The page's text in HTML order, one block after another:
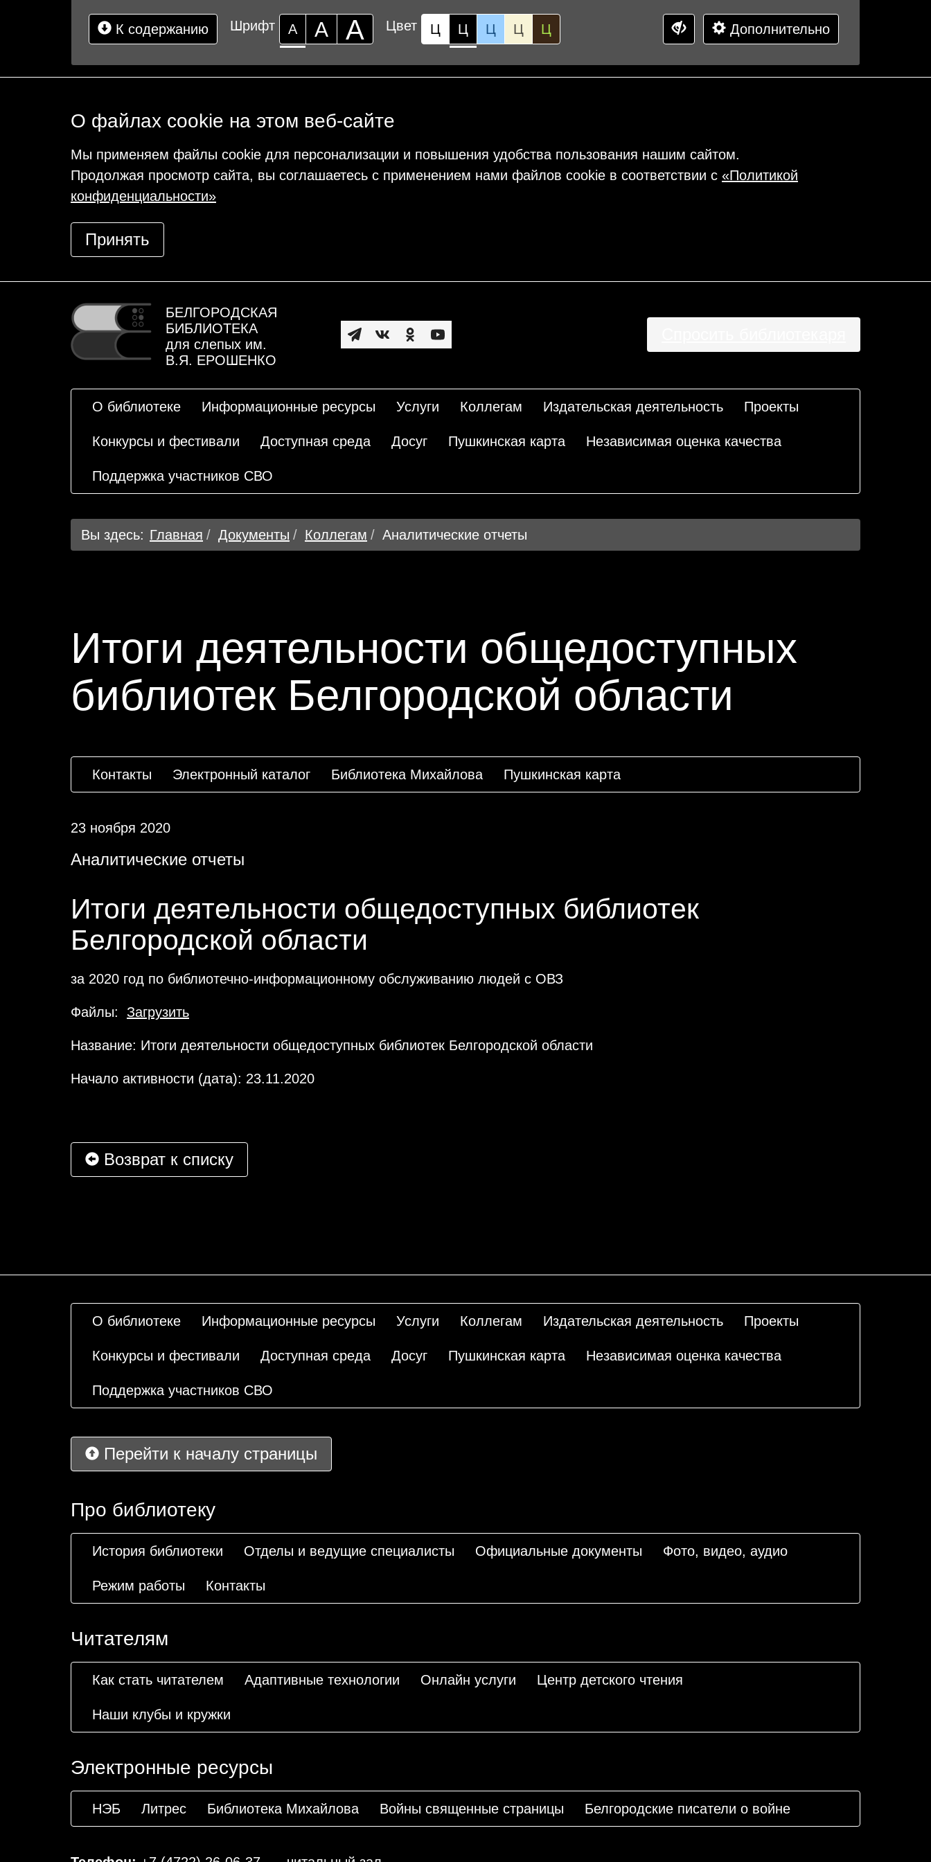
К содержанию Шрифт А А А Цвет Ц Ц Ц Ц Ц Дополнительно
О файлах cookie на этом веб-сайте
Мы применяем файлы cookie для персонализации и повышения удобства пользования нашим сайтом.
Продолжая просмотр сайта, вы соглашаетесь с применением нами файлов cookie в соответствии с «Политикой
конфиденциальности»
Принять
БЕЛГОРОДСКАЯ
БИБЛИОТЕКА
для слепых им.
В.Я. ЕРОШЕНКО
О библиотеке Информационные ресурсы Услуги Коллегам Издательская деятельность Проекты
Конкурсы и фестивали Доступная среда Досуг Пушкинская карта Независимая оценка качества
Поддержка участников СВО
Вы здесь: Главная Документы Коллегам Аналитические отчеты
Итоги деятельности общедоступных
библиотек Белгородской области
Контакты Электронный каталог Библиотека Михайлова Пушкинская карта
23 ноября 2020
Аналитические отчеты
Итоги деятельности общедоступных библиотек
Белгородской области
за 2020 год по библиотечно-информационному обслуживанию людей с ОВЗ
Файлы: Загрузить
Название: Итоги деятельности общедоступных библиотек Белгородской области
Начало активности (дата): 23.11.2020
Возврат к списку
О библиотеке Информационные ресурсы Услуги Коллегам Издательская деятельность Проекты
Конкурсы и фестивали Доступная среда Досуг Пушкинская карта Независимая оценка качества
Поддержка участников СВО
Перейти к началу страницы
Про библиотеку
История библиотеки Отделы и ведущие специалисты Официальные документы Фото, видео, аудио
Режим работы Контакты
Читателям
Как стать читателем Адаптивные технологии Онлайн услуги Центр детского чтения
Наши клубы и кружки
Электронные ресурсы
НЭБ Литрес Библиотека Михайлова Войны священные страницы Белгородские писатели о войне